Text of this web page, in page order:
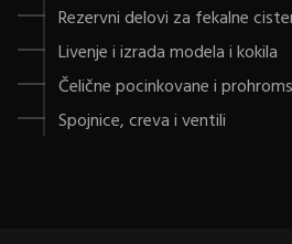
Rezervni delovi za fekalne
Livenje i izrada modela i kokila
Čelične pocinkovane i
Spojnice, creva i ventili